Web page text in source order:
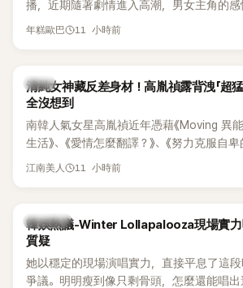
播，近期隨著劇情進入高潮，男女主角的感
新播出的第8集不僅上演火辣吻戲，更接連
年糕歐巴 11 小時前
韓星
清純女神藏反差身材！高胤禎露背洩「超
全沒想到
南韓人氣女星高胤禎近年憑藉《Moving 異能
生活》、《愛情怎麼翻譯？》、《努力克服自
作品，躍升為韓劇新一代女神代表，不僅演
細身材下的超狂背肌與肩膀線條，反差感十
傻直呼：「原來她身材這麼猛！」
江南美人 11 小時前
熱議討論
韓娛熱議-Winter Lollapalooza現場實力曝
質疑
她以穩定的現場演唱實力，直接平息了這段
爭議。明明瘦到像只剩骨頭，怎麼還能唱出